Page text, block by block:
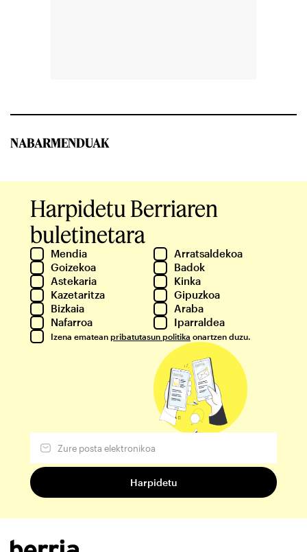
NABARMENDUAK
Harpidetu Berriaren
buletinetara
Mendia
Arratsaldekoa
Goizekoa
Badok
Astekaria
Kinka
Kazetaritza
Gipuzkoa
Bizkaia
Araba
Nafarroa
Iparraldea
Izena ematean pribatutasun politika onartzen duzu.